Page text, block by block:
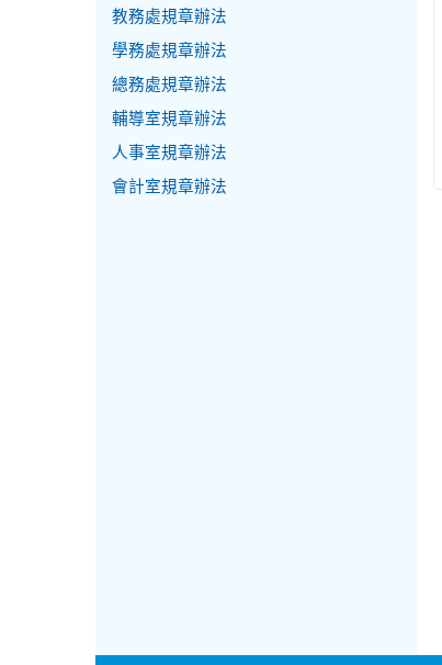
教務處規章辦法
學務處規章辦法
總務處規章辦法
輔導室規章辦法
人事室規章辦法
會計室規章辦法